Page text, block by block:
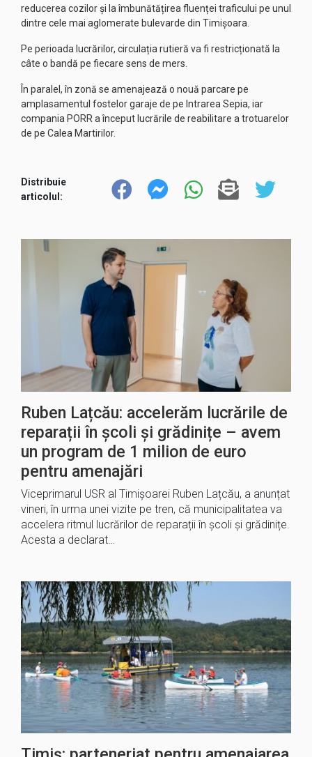
reducerea cozilor și la îmbunătățirea fluenței traficului pe unul
dintre cele mai aglomerate bulevarde din Timișoara.
Pe perioada lucrărilor, circulația rutieră va fi restricționată la
câte o bandă pe fiecare sens de mers.
În paralel, în zonă se amenajează o nouă parcare pe
amplasamentul fostelor garaje de pe Intrarea Sepia, iar
compania PORR a început lucrările de reabilitare a trotuarelor
de pe Calea Martirilor.
Distribuie
articolul:
Ruben Lațcău: accelerăm lucrările de
reparații în școli și grădinițe – avem
un program de 1 milion de euro
pentru amenajări
Viceprimarul USR al Timișoarei Ruben Lațcău, a anunțat
vineri, în urma unei vizite pe tren, că municipalitatea va
accelera ritmul lucrărilor de reparații în școli și grădinițe.
Acesta a declarat…